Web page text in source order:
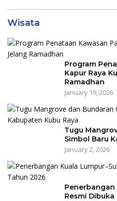
Wisata
Program
Kapur Raya
Ramadhan
January 19, 2026
Tugu
Simbol Baru
January 2, 2026
Penerbangan
Resmi